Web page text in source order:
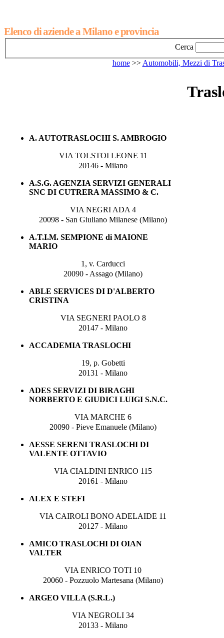
Elenco di aziende a Milano e provincia
Cerca
home>> Automobili, Mezzi di
A. AUTOTRASLOCHI S. AMBROGIO
VIA TOLSTOI LEONE 11
20146 - Milano
A.S.G. AGENZIA SERVIZI GENERALI
SNC DI CUTRERA MASSIMO & C.
VIA NEGRI ADA 4
20098 - San Giuliano Milanese (Milano)
A.T.I.M. SEMPIONE di MAIONE
MARIO
1, v. Carducci
20090 - Assago (Milano)
ABLE SERVICES DI D'ALBERTO
CRISTINA
VIA SEGNERI PAOLO 8
20147 - Milano
ACCADEMIA TRASLOCHI
19, p. Gobetti
20131 - Milano
ADES SERVIZI DI BIRAGHI
NORBERTO E GIUDICI LUIGI S.N.C.
VIA MARCHE 6
20090 - Pieve Emanuele (Milano)
AESSE SERENI TRASLOCHI DI
VALENTE OTTAVIO
VIA CIALDINI ENRICO 115
20161 - Milano
ALEX E STEFI
VIA CAIROLI BONO ADELAIDE 11
20127 - Milano
AMICO TRASLOCHI DI OIAN
VALTER
VIA ENRICO TOTI 10
20060 - Pozzuolo Martesana (Milano)
ARGEO VILLA (S.R.L.)
VIA NEGROLI 34
20133 - Milano